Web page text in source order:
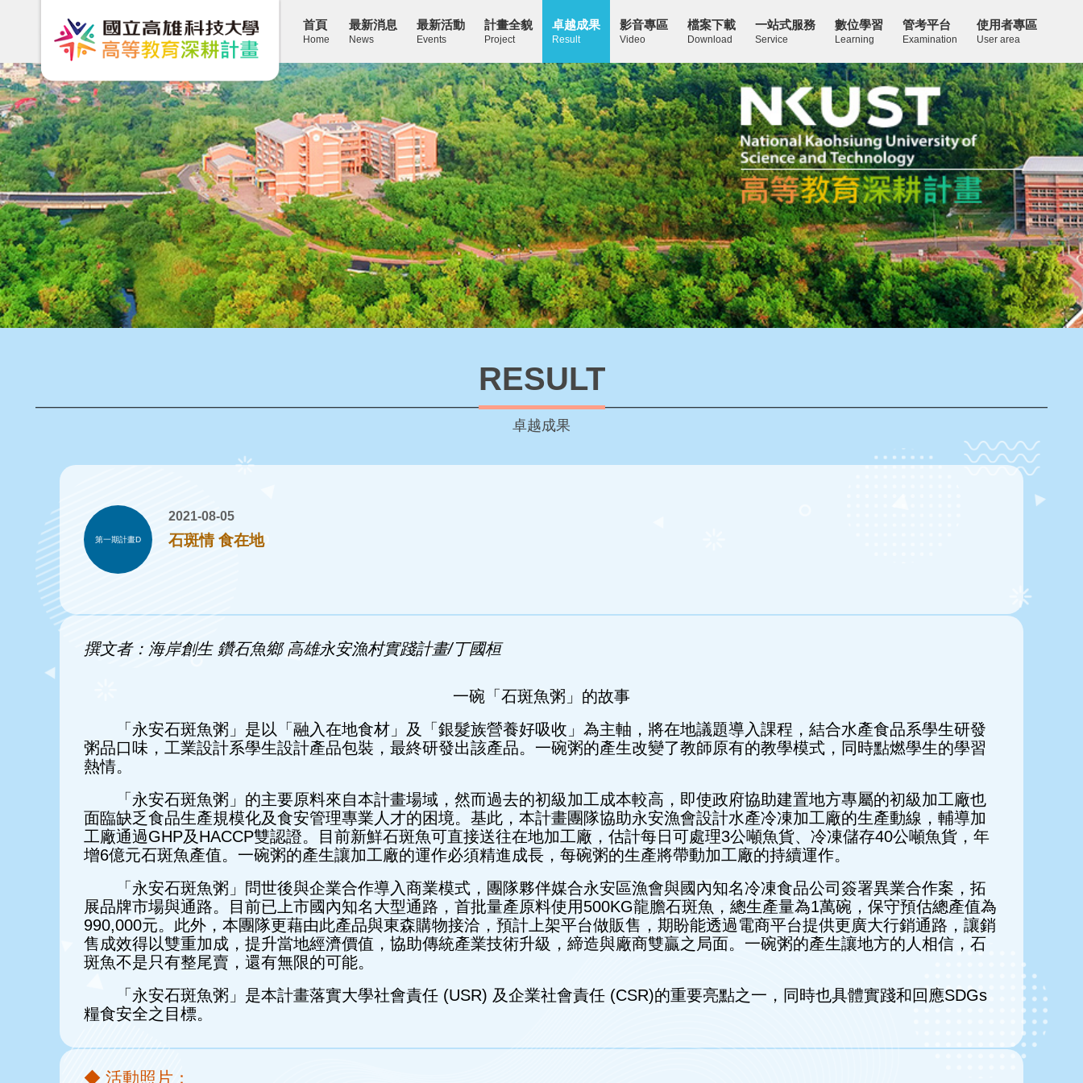
首頁
Home
最新消息
News
最新活動
Events
計畫全貌
Project
卓越成果
Result
影音專區
Video
檔案下載
Download
一站式服務
Service
數位學習
Learning
管考平台
Examination
使用者專區
User area
RESULT
卓越成果
第一期計畫D
2021-08-05
石斑情 食在地
撰文者：海岸創生 鑽石魚鄉 高雄永安漁村實踐計畫/丁國桓
一碗「石斑魚粥」的故事
「永安石斑魚粥」是以「融入在地食材」及「銀髮族營養好吸收」為主軸，將在地議題導入課程，結合水產食品系學生研發
粥品口味，工業設計系學生設計產品包裝，最終研發出該產品。一碗粥的產生改變了教師原有的教學模式，同時點燃學生的學習
熱情。
「永安石斑魚粥」的主要原料來自本計畫場域，然而過去的初級加工成本較高，即使政府協助建置地方專屬的初級加工廠也
面臨缺乏食品生產規模化及食安管理專業人才的困境。基此，本計畫團隊協助永安漁會設計水產冷凍加工廠的生產動線，輔導加
工廠通過GHP及HACCP雙認證。目前新鮮石斑魚可直接送往在地加工廠，估計每日可處理3公噸魚貨、冷凍儲存40公噸魚貨，年
增6億元石斑魚產值。一碗粥的產生讓加工廠的運作必須精進成長，每碗粥的生產將帶動加工廠的持續運作。
「永安石斑魚粥」問世後與企業合作導入商業模式，團隊夥伴媒合永安區漁會與國內知名冷凍食品公司簽署異業合作案，拓
展品牌市場與通路。目前已上市國內知名大型通路，首批量產原料使用500KG龍膽石斑魚，總生產量為1萬碗，保守預估總產值為
990,000元。此外，本團隊更藉由此產品與東森購物接洽，預計上架平台做販售，期盼能透過電商平台提供更廣大行銷通路，讓銷
售成效得以雙重加成，提升當地經濟價值，協助傳統產業技術升級，締造與廠商雙贏之局面。一碗粥的產生讓地方的人相信，石
斑魚不是只有整尾賣，還有無限的可能。
「永安石斑魚粥」是本計畫落實大學社會責任 (USR) 及企業社會責任 (CSR)的重要亮點之一，同時也具體實踐和回應SDGs
糧食安全之目標。